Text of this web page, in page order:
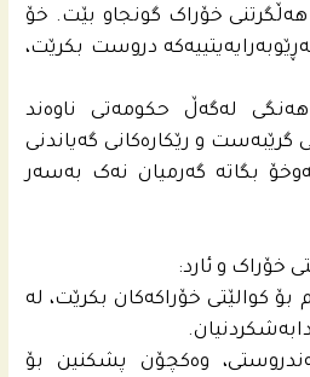
خۆراک گونجاو بێت. خۆ
دروست بكرێت،
لەگەڵ حکومەتی ناوەند
گرێبەست و رێکارەکانی گەیاندنی
بگاتە گەرمیان نەک بەسەر
بۆ کوالێتی خۆراکەکان بکرێت، لە
وه‌كچۆن پشكنین بۆ